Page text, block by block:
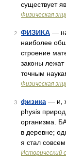
существует
Физическая
2 ФИЗИКА —
наиболее
строение
законы лежат
точным
Физическая
3 физика — и,
physis
организма.
в деревне;
я стал
Исторический